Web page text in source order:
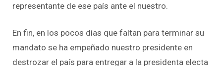
representante de ese país ante el nuestro.
En fin, en los pocos días que faltan para terminar su
mandato se ha empeñado nuestro presidente en
destrozar el país para entregar a la presidenta electa